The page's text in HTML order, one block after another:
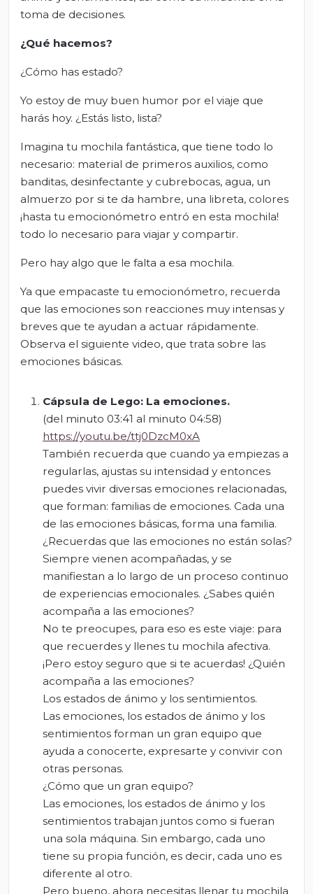
toma de decisiones.
¿Qué hacemos?
¿Cómo has estado?
Yo estoy de muy buen humor por el viaje que
harás hoy. ¿Estás listo, lista?
Imagina tu mochila fantástica, que tiene todo lo
necesario: material de primeros auxilios, como
banditas, desinfectante y cubrebocas, agua, un
almuerzo por si te da hambre, una libreta, colores
¡hasta tu emocionómetro entró en esta mochila!
todo lo necesario para viajar y compartir.
Pero hay algo que le falta a esa mochila.
Ya que empacaste tu emocionómetro, recuerda
que las emociones son reacciones muy intensas y
breves que te ayudan a actuar rápidamente.
Observa el siguiente video, que trata sobre las
emociones básicas.
Cápsula de Lego: La emociones.
(del minuto 03:41 al minuto 04:58)
https://youtu.be/ttj0DzcM0xA
También recuerda que cuando ya empiezas a
regularlas, ajustas su intensidad y entonces
puedes vivir diversas emociones relacionadas,
que forman: familias de emociones. Cada una
de las emociones básicas, forma una familia.
¿Recuerdas que las emociones no están solas?
Siempre vienen acompañadas, y se
manifiestan a lo largo de un proceso continuo
de experiencias emocionales. ¿Sabes quién
acompaña a las emociones?
No te preocupes, para eso es este viaje: para
que recuerdes y llenes tu mochila afectiva.
¡Pero estoy seguro que si te acuerdas! ¿Quién
acompaña a las emociones?
Los estados de ánimo y los sentimientos.
Las emociones, los estados de ánimo y los
sentimientos forman un gran equipo que
ayuda a conocerte, expresarte y convivir con
otras personas.
¿Cómo que un gran equipo?
Las emociones, los estados de ánimo y los
sentimientos trabajan juntos como si fueran
una sola máquina. Sin embargo, cada uno
tiene su propia función, es decir, cada uno es
diferente al otro.
Pero bueno, ahora necesitas llenar tu mochila